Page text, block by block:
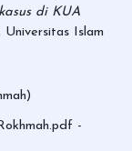
di KUA
Islam
-